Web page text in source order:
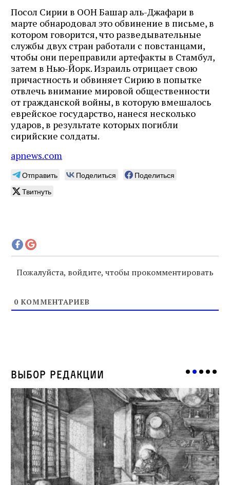
Посол Сирии в ООН Башар аль-Джафари в
марте обнародовал это обвинение в письме, в
котором говорится, что разведывательные
службы двух стран работали с повстанцами,
чтобы они переправили артефакты в Стамбул,
затем в Нью-Йорк. Израиль отрицает свою
причастность и обвиняет Сирию в попытке
отвлечь внимание мировой общественности
от гражданской войны, в которую вмешалось
еврейское государство, нанеся несколько
ударов, в результате которых погибли
сирийские солдаты.
apnews.com
Отправить Поделиться
Поделиться
Твитнуть
Пожалуйста, войдите, чтобы прокомментировать
0 КОММЕНТАРИЕВ
Выбор редакции
Подпишитесь на рассылку журнала ЛЕХАИМ и получайте
самые интересные публикации с сайта по электронной
почте
Подписаться